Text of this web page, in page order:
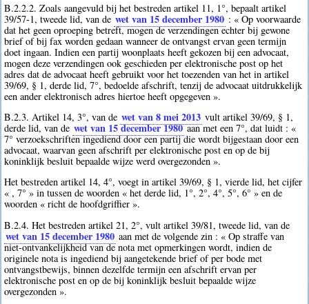
B.2.2.2. Zoals aangevuld bij het bestreden artikel 11, 1°, bepaalt artikel
39/57-1, tweede lid, van de wet van 15 december 1980 : « Op voorwaarde
dat het geen oproeping betreft, mogen de verzendingen echter bij gewone
brief of bij fax worden gedaan wanneer de ontvangst ervan geen termijn
doet ingaan. Indien een partij woonplaats heeft gekozen bij een advocaat,
mogen deze verzendingen ook geschieden per elektronische post op het
adres dat de advocaat heeft gebruikt voor het toezenden van het in artikel
39/69, § 1, derde lid, 7°, bedoelde afschrift, tenzij de advocaat uitdrukkelijk
een ander elektronisch adres hiertoe heeft opgegeven ».
B.2.3. Artikel 14, 3°, van de wet van 8 mei 2013 vult artikel 39/69, § 1,
derde lid, van de wet van 15 december 1980aan met een 7°, dat luidt : «
7° verzoekschriften ingediend door een partij die wordt bijgestaan door een
advocaat, waarvan geen afschrift per elektronische post en op de bij
koninklijk besluit bepaalde wijze werd overgezonden ».
Het bestreden artikel 14, 4°, voegt in artikel 39/69, § 1, vierde lid, het cijfer
« , 7° » in tussen de woorden « het derde lid, 1°, 2°, 4°, 5°, 6° » en de
woorden « richt de hoofdgriffier ».
B.2.4. Het bestreden artikel 21, 2°, vult artikel 39/81, tweede lid, van de
wet van 15 december 1980 aan met de volgende zin : « Op straffe van
niet-ontvankelijkheid van de nota met opmerkingen wordt, indien de
originele nota is ingediend bij aangetekende brief of per bode met
ontvangstbewijs, binnen dezelfde termijn een afschrift ervan per
elektronische post en op de bij koninklijk besluit bepaalde wijze
overgezonden ».